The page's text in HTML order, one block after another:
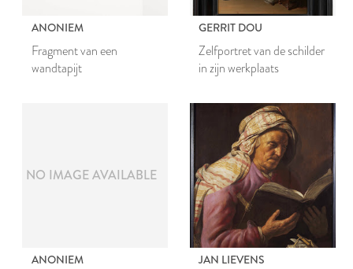
ANONIEM
Fragment van een
wandtapijt
GERRIT DOU
Zelfportret van de schilder
in zijn werkplaats
NO IMAGE AVAILABLE
ANONIEM JAN LIEVENS